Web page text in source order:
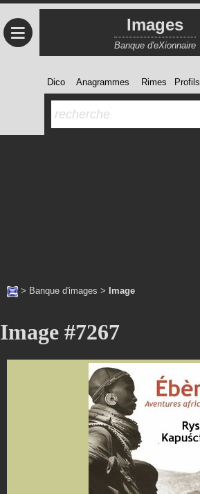
≡ Images
Banque d'eXionnaire
Dico Anagrammes Rimes Profils
> Banque d'images > Image
Image #7267